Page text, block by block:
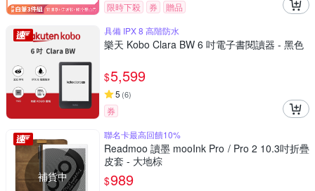
限時下殺 券
贈品
具備 IPX 8 高階防水
樂天 Kobo Clara BW 6 吋電子書閱讀器 - 黑色
$5,599
5 (6)
券
補貨中
聯名卡最高回饋10%
Readmoo 讀墨 mooInk Pro / Pro 2 10.3吋折疊
皮套 - 大地棕
$989